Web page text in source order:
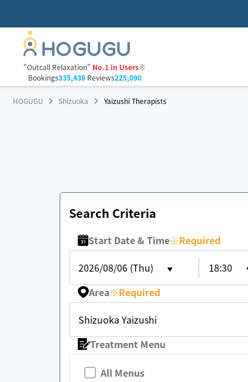
"Outcall Relaxation" No.1 in Users※
Bookings335,439Reviews225,090
HOGUGU Shizuoka Yaizushi Therapists
Search Criteria
Start Date & Time※Required
2026/08/06 (Thu)
18:30
Area※Required
Shizuoka Yaizushi
Treatment Menu
All Menus